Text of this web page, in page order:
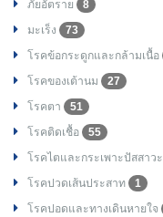
ภัยอัตราย
8
มะเร็ง
73
โรคข้อกระดูกและกล้ามเนื้อ
โรคของเต้านม
27
โรคตา
51
โรคติดเชื้อ
55
โรคไตและกระเพาะปัสสาวะ
โรคปวดเส้นประสาท
1
โรคปอดและทางเดินหายใจ